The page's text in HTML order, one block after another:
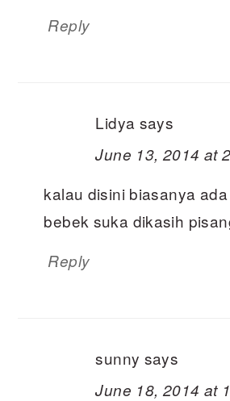
Reply
Lidya says
June 13, 2014 at
kalau disini biasanya
bebek suka dikasih
Reply
sunny says
June 18, 2014 at